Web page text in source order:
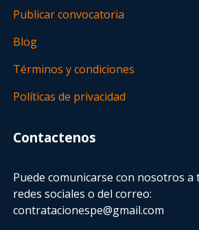
Publicar convocatoria
Blog
Términos y condiciones
Políticas de privacidad
Contactenos
Puede comunicarse con nosotros a
redes sociales o del correo:
contratacionespe@gmail.com